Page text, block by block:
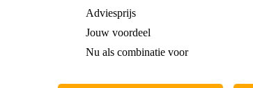
Adviesprijs
Jouw voordeel
Nu als combinatie voor